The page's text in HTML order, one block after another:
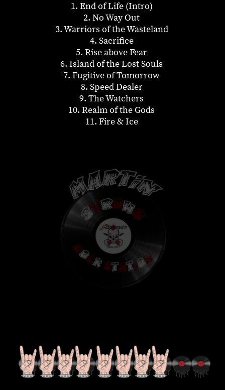
1. End of Life (Intro)
2. No Way Out
3. Warriors of the Wasteland
4. Sacrifice
5. Rise above Fear
6. Island of the Lost Souls
7. Fugitive of Tomorrow
8. Speed Dealer
9. The Watchers
10. Realm of the Gods
11. Fire & Ice